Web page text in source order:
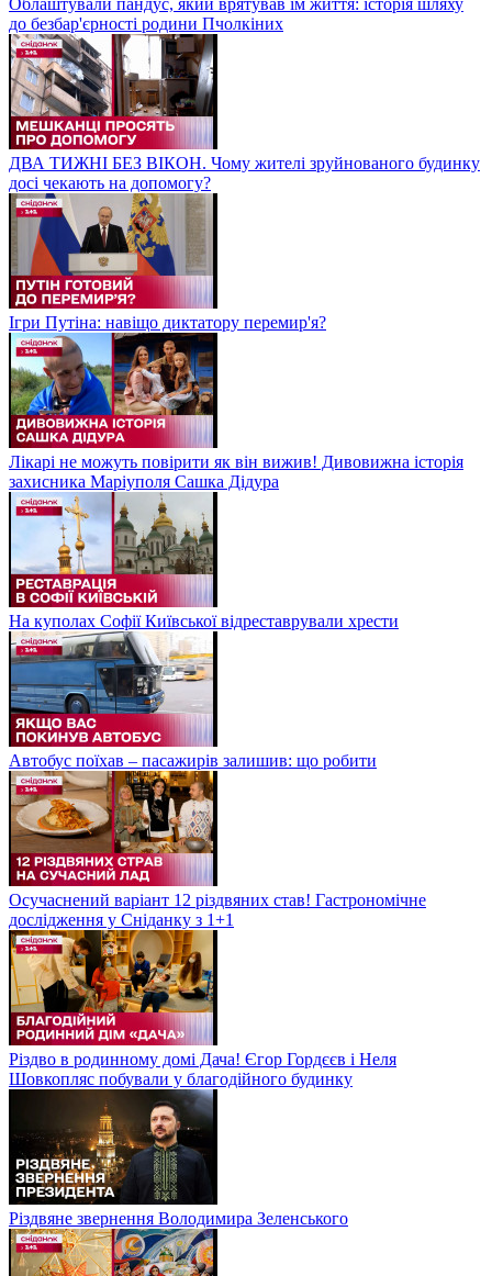
до безбар'єрності родини Пчолкіних
ДВА ТИЖНІ БЕЗ ВІКОН. Чому жителі зруйнованого будинку
досі чекають на допомогу?
Ігри Путіна: навіщо диктатору перемир'я?
Лікарі не можуть повірити як він вижив! Дивовижна історія
захисника Маріуполя Сашка Дідура
На куполах Софії Київської відреставрували хрести
Автобус поїхав – пасажирів залишив: що робити
Осучаснений варіант 12 різдвяних став! Гастрономічне
дослідження у Сніданку з 1+1
Різдво в родинному домі Дача! Єгор Гордєєв і Неля
Шовкопляс побували у благодійного будинку
Різдвяне звернення Володимира Зеленського